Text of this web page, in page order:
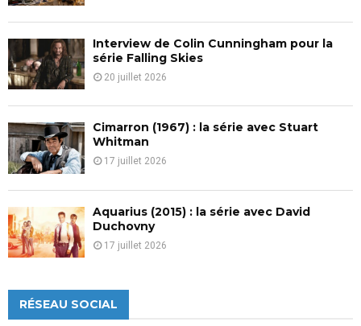
Interview de Colin Cunningham pour la
série Falling Skies
20 juillet 2026
Cimarron (1967) : la série avec Stuart
Whitman
17 juillet 2026
Aquarius (2015) : la série avec David
Duchovny
17 juillet 2026
RÉSEAU SOCIAL